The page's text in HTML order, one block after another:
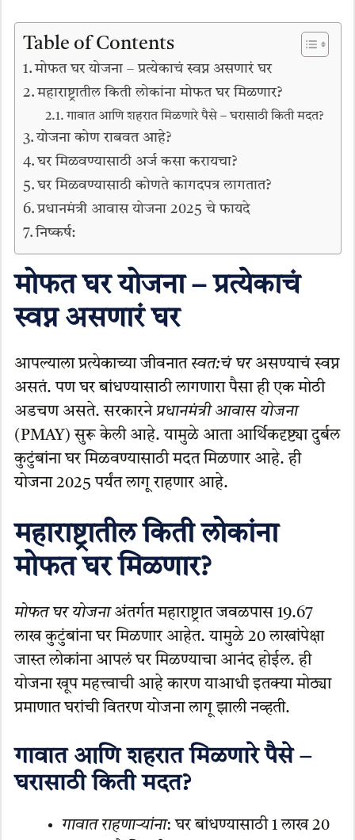
Table of Contents
मोफत घर योजना – प्रत्येकाचं स्वप्न असणारं घर
महाराष्ट्रातील किती लोकांना मोफत घर मिळणार?
गावात आणि शहरात मिळणारे पैसे – घरासाठी किती मदत?
योजना कोण राबवत आहे?
घर मिळवण्यासाठी अर्ज कसा करायचा?
घर मिळवण्यासाठी कोणते कागदपत्र लागतात?
प्रधानमंत्री आवास योजना 2025 चे फायदे
निष्कर्ष:
मोफत घर योजना – प्रत्येकाचं
स्वप्न असणारं घर
आपल्याला प्रत्येकाच्या जीवनात स्वत:चं घरअसण्याचं स्वप्न
असतं. पण घर बांधण्यासाठी लागणारा पैसा ही एक मोठी
अडचण असते. सरकारने प्रधानमंत्री आवास योजना
(PMAY) सुरू केली आहे. यामुळे आता आर्थिकदृष्ट्या दुर्बल
कुटुंबांना घर मिळवण्यासाठी मदत मिळणार आहे. ही
योजना 2025 पर्यंत लागू राहणार आहे.
महाराष्ट्रातील किती लोकांना
मोफत घर मिळणार?
मोफत घर योजनाअंतर्गत महाराष्ट्रात जवळपास 19.67
लाख कुटुंबांना घर मिळणार आहेत. यामुळे 20 लाखांपेक्षा
जास्त लोकांना आपलं घर मिळण्याचा आनंद होईल. ही
योजना खूप महत्त्वाची आहे कारण याआधी इतक्या मोठ्या
प्रमाणात घरांची वितरण योजना लागू झाली नव्हती.
गावात आणि शहरात मिळणारे पैसे –
घरासाठी किती मदत?
गावात राहणाऱ्यांना: घर बांधण्यासाठी 1 लाख 20